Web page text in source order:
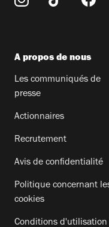
A propos de nous
Les communiqués de
presse
Actionnaires
Recrutement
Avis de confidentialité
Politique concernant
cookies
Conditions d'utilisation